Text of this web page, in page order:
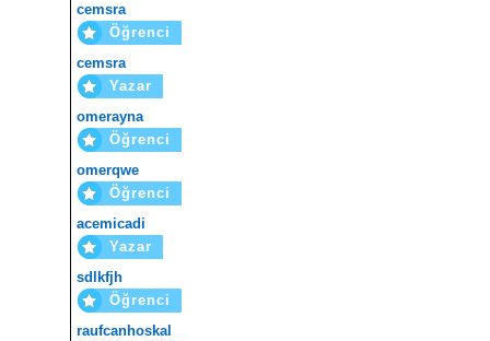
cemsra
Öğrenci
cemsra
Yazar
omerayna
Öğrenci
omerqwe
Öğrenci
acemicadi
Yazar
sdlkfjh
Öğrenci
raufcanhoskal